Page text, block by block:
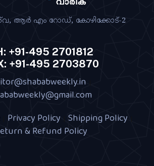
ആര്‍ എം റോഡ്‌, കോഴിക്കോട്‌-2
+91-495 2701812
+91-495 2703870
Privacy Policy Shipping Policy
& Refund Policy